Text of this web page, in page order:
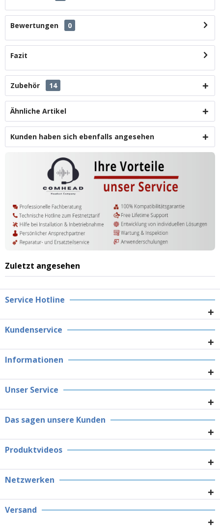
Bewertungen 0
Fazit
Zubehör 14
Ähnliche Artikel
Kunden haben sich ebenfalls angesehen
Zuletzt angesehen
Service Hotline
Kundenservice
Informationen
Unser Service
Das sagen unsere Kunden
Produktvideos
Netzwerken
Versand